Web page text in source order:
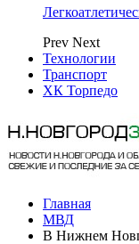
Prev Next
Технологии
Транспорт
ХК Торпедо
Главная
МВД
В Нижнем